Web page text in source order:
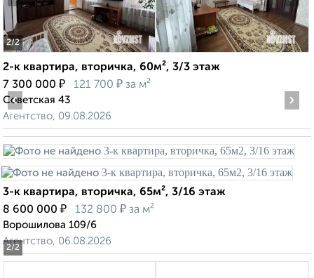
2/2
2-к квартира, вторичка, 60м², 3/3 этаж
7 300 000 ₽ 121 700 ₽ за м²
Советская 43
Агентство, 09.08.2026
2/2
‹ ›
3-к квартира, вторичка, 65м², 3/16 этаж
8 600 000 ₽ 132 800 ₽ за м²
Ворошилова 109/6
Агентство, 06.08.2026